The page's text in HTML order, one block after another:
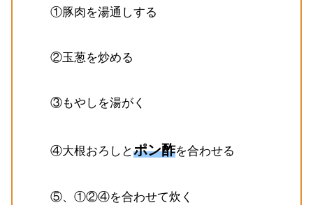
①豚肉を湯通しする
②玉葱を炒める
③もやしを湯がく
④大根おろしとポン酢を合わせる
⑤、①②④を合わせて炊く